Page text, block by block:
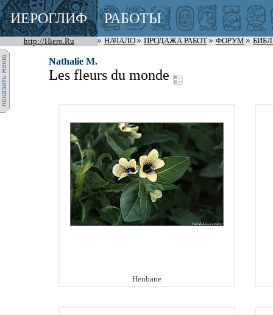
ИЕРОГЛИФ РАБОТЫ
http://Hiero.Ru НАЧАЛО ПРОДАЖА РАБОТ ФОРУМ
Nathalie M.
Les fleurs du monde
Henbane